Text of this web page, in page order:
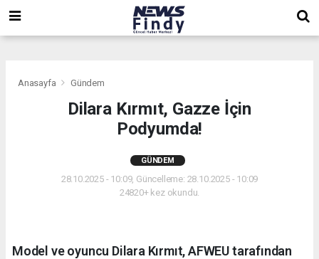
Anasayfa Gündem
Dilara Kırmıt, Gazze İçin
Podyumda!
GÜNDEM
28.10.2025 - 10:09, Güncelleme: 28.10.2025 - 10:09
24820+ kez okundu.
Model ve oyuncu Dilara Kırmıt, AFWEU tarafından